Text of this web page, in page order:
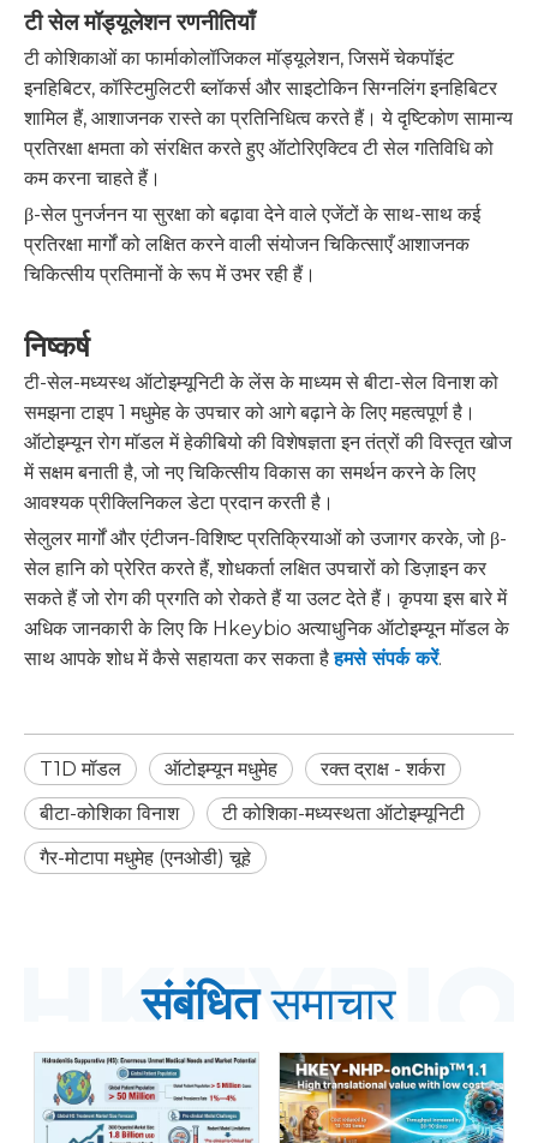
टी सेल मॉड्यूलेशन रणनीतियाँ
टी कोशिकाओं का फार्माकोलॉजिकल मॉड्यूलेशन, जिसमें चेकपॉइंट
इनहिबिटर, कॉस्टिमुलिटरी ब्लॉकर्स और साइटोकिन सिग्नलिंग इनहिबिटर
शामिल हैं, आशाजनक रास्ते का प्रतिनिधित्व करते हैं। ये दृष्टिकोण सामान्य
प्रतिरक्षा क्षमता को संरक्षित करते हुए ऑटोरिएक्टिव टी सेल गतिविधि को
कम करना चाहते हैं।
β-सेल पुनर्जनन या सुरक्षा को बढ़ावा देने वाले एजेंटों के साथ-साथ कई
प्रतिरक्षा मार्गों को लक्षित करने वाली संयोजन चिकित्साएँ आशाजनक
चिकित्सीय प्रतिमानों के रूप में उभर रही हैं।
निष्कर्ष
टी-सेल-मध्यस्थ ऑटोइम्यूनिटी के लेंस के माध्यम से बीटा-सेल विनाश को
समझना टाइप 1 मधुमेह के उपचार को आगे बढ़ाने के लिए महत्वपूर्ण है।
ऑटोइम्यून रोग मॉडल में हेकीबियो की विशेषज्ञता इन तंत्रों की विस्तृत खोज
में सक्षम बनाती है, जो नए चिकित्सीय विकास का समर्थन करने के लिए
आवश्यक प्रीक्लिनिकल डेटा प्रदान करती है।
सेलुलर मार्गों और एंटीजन-विशिष्ट प्रतिक्रियाओं को उजागर करके, जो β-
सेल हानि को प्रेरित करते हैं, शोधकर्ता लक्षित उपचारों को डिज़ाइन कर
सकते हैं जो रोग की प्रगति को रोकते हैं या उलट देते हैं। कृपया इस बारे में
अधिक जानकारी के लिए कि Hkeybio अत्याधुनिक ऑटोइम्यून मॉडल के
साथ आपके शोध में कैसे सहायता कर सकता हैहमसे संपर्क करें.
T1D मॉडल ऑटोइम्यून मधुमेह
रक्त द्राक्ष - शर्करा
बीटा-कोशिका विनाश
टी कोशिका-मध्यस्थता ऑटोइम्यूनिटी
गैर-मोटापा मधुमेह (एनओडी) चूहे
संबंधितसमाचार